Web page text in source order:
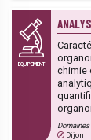
EQUIPEMENT
organométalliques
chimie organique Mise
analytiques Contrôle qualité sur
9001
Domaines
Dijon